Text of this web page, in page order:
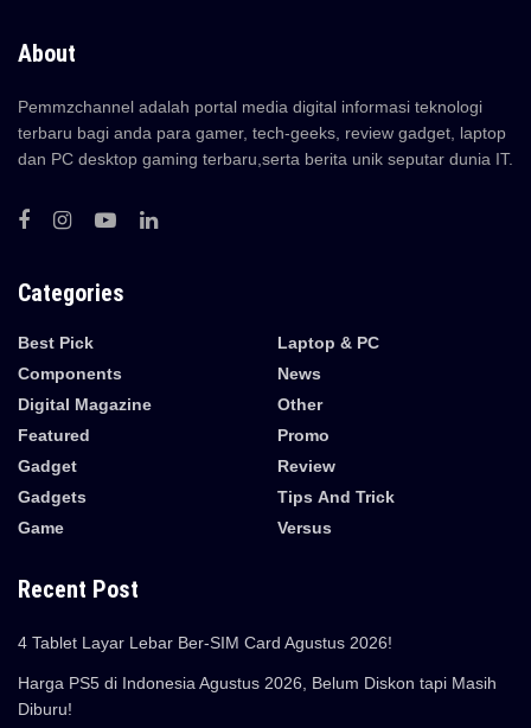
About
Pemmzchannel adalah portal media digital informasi teknologi
terbaru bagi anda para gamer, tech-geeks, review gadget, laptop
dan PC desktop gaming terbaru,serta berita unik seputar dunia IT.
Categories
Best Pick
Components
Digital Magazine
Featured
Gadget
Gadgets
Game
Laptop & PC
News
Other
Promo
Review
Tips And Trick
Versus
Recent Post
4 Tablet Layar Lebar Ber-SIM Card Agustus 2026!
Harga PS5 di Indonesia Agustus 2026, Belum Diskon tapi Masih
Diburu!